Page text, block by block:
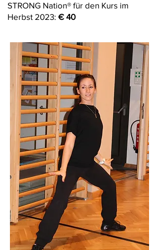
STRONG Nation®️ für den Kurs im
Herbst 2023: € 40